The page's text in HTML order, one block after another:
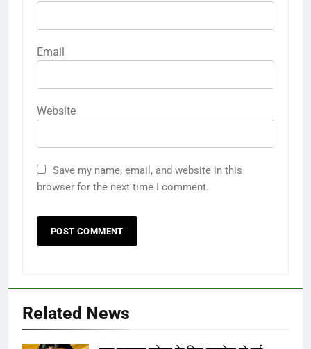
Email
Website
Save my name, email, and website in this
browser for the next time I comment.
Related News